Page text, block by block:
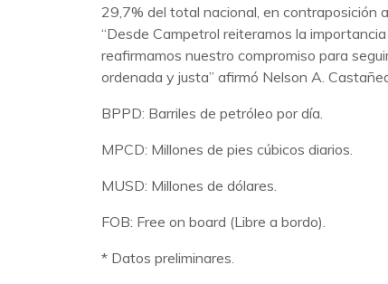
29,7% del total nacional, en contraposición
“Desde Campetrol reiteramos la
reafirmamos nuestro compromiso para
ordenada y justa” afirmó Nelson A.
BPPD: Barriles de petróleo por día.
MPCD: Millones de pies cúbicos diarios.
MUSD: Millones de dólares.
FOB: Free on board (Libre a bordo).
* Datos preliminares.